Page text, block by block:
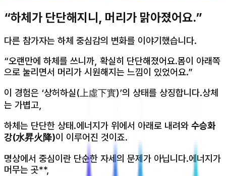
“하체가 단단해지니, 머리가 맑아졌어요.”
다른 참가자는 하체 중심감의 변화를 이야기했습니다.
“오랜만에 하체를 쓰니까, 확실히 단단해졌어요.몸이 아래쪽
으로 눌리면서 머리가 시원해지는 느낌이 있었어요.”
이 경험은 ‘상허하실(上虛下實)’의 상태를 상징합니다.상체
는 가볍고,
하체는 단단한 상태.에너지가 위에서 아래로 내려와 수승화
강(水昇火降)이 이루어진 것이죠.
명상에서 중심이란 단순한 자세의 문제가 아닙니다.에너지가
머무는 곳**,